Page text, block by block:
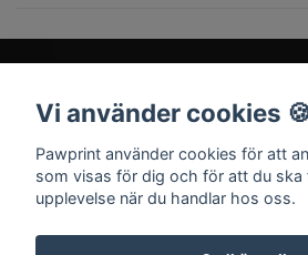
Sociala medier
Vi använder cookies
Pawprint använder cookies för att
som visas för dig och för att du ska
upplevelse när du handlar hos oss.